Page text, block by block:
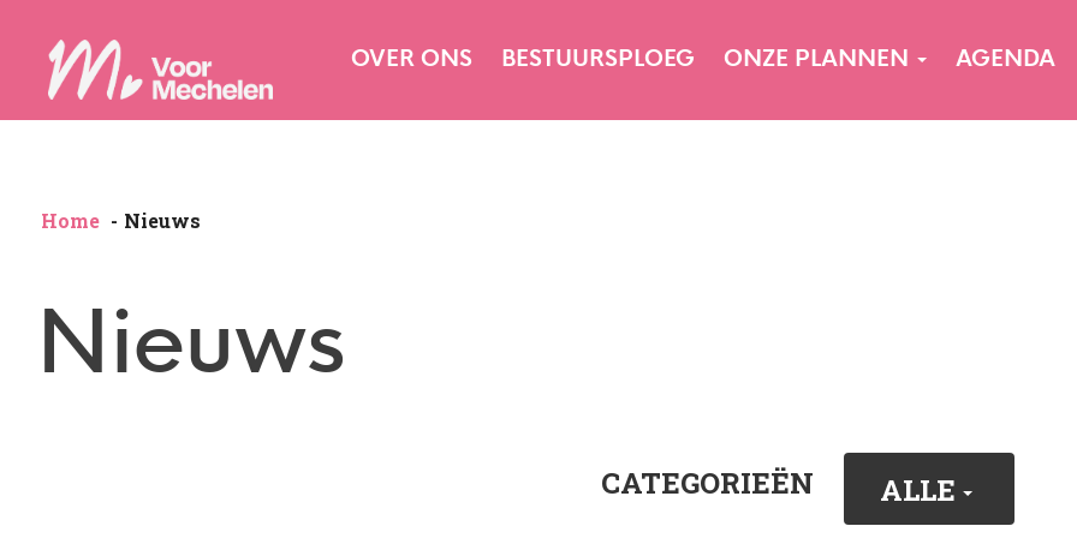
OVER ONS BESTUURSPLOEG ONZE PLANNEN AGENDA
Home Nieuws
Nieuws
CATEGORIEËN ALLE